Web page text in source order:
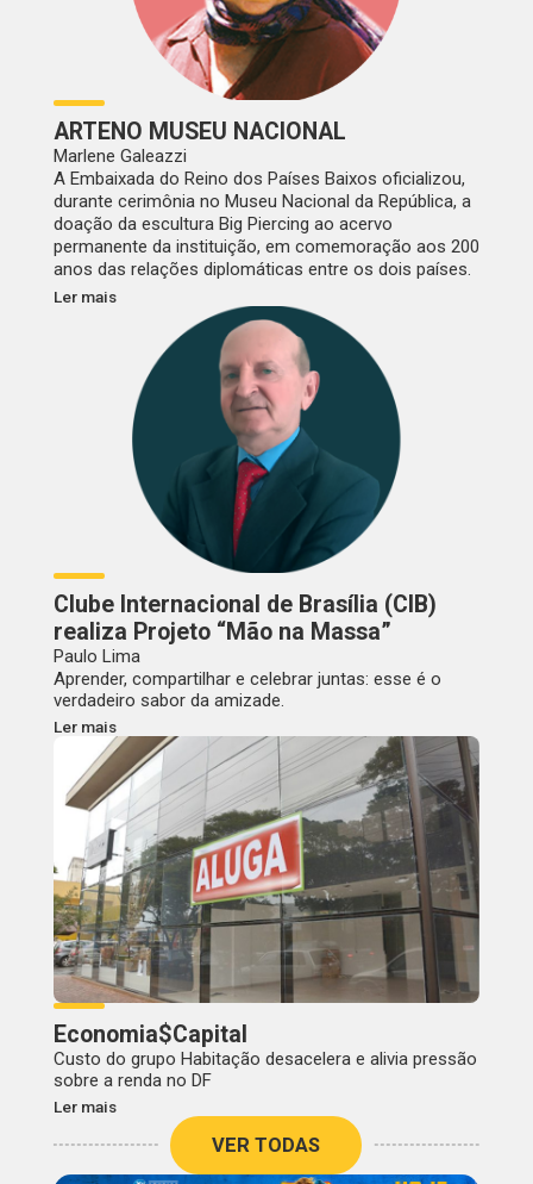
ARTENO MUSEU NACIONAL
Marlene Galeazzi
A Embaixada do Reino dos Países Baixos oficializou,
durante cerimônia no Museu Nacional da República, a
doação da escultura Big Piercing ao acervo
permanente da instituição, em comemoração aos 200
anos das relações diplomáticas entre os dois países.
Ler mais
Clube Internacional de Brasília (CIB)
realiza Projeto “Mão na Massa”
Paulo Lima
Aprender, compartilhar e celebrar juntas: esse é o
verdadeiro sabor da amizade.
Ler mais
Economia$Capital
Custo do grupo Habitação desacelera e alivia pressão
sobre a renda no DF
Ler mais
VER TODAS